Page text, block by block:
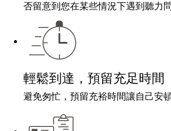
否留意到您在某些情況下遇到聽力問
輕鬆到達，預留充足時間
避免匆忙，預留充裕時間讓自己安頓